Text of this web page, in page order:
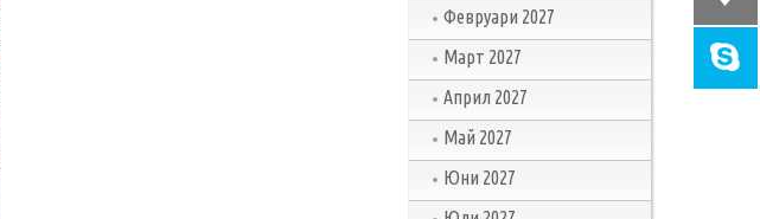
Февруари 2027
Март 2027
Април 2027
Май 2027
Юни 2027